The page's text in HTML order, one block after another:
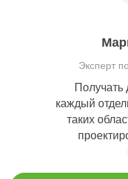
Эксперт
каждый
таких